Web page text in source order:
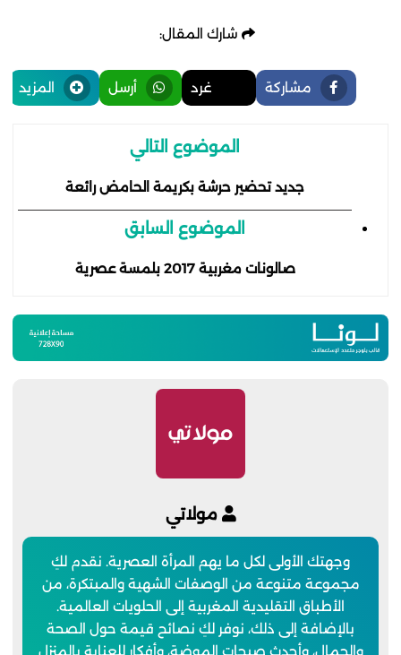
شارك المقال:
مشاركة غرد أرسل المزيد
الموضوع التالي
جديد تحضير حرشة بكريمة الحامض رائعة
الموضوع السابق
صالونات مغربية 2017 بلمسة عصرية
مولاتي
وجهتك الأولى لكل ما يهم المرأة العصرية. نقدم لكِ
مجموعة متنوعة من الوصفات الشهية والمبتكرة، من
الأطباق التقليدية المغربية إلى الحلويات العالمية.
بالإضافة إلى ذلك، نوفر لكِ نصائح قيمة حول الصحة
والجمال، وأحدث صيحات الموضة، وأفكار للعناية بالمنزل